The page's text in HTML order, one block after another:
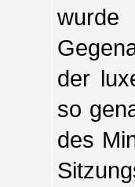
der
so
des